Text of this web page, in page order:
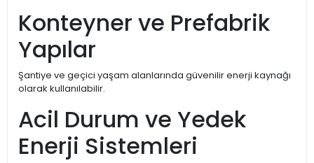
Konteyner ve Prefabrik
Yapılar
Şantiye ve geçici yaşam alanlarında güvenilir enerji kaynağı
olarak kullanılabilir.
Acil Durum ve Yedek
Enerji Sistemleri